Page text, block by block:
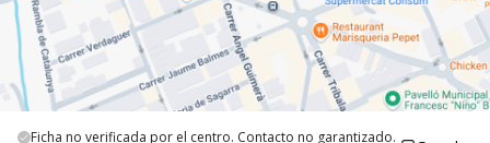
Ficha no verificada por el centro. Contacto no garantizado.